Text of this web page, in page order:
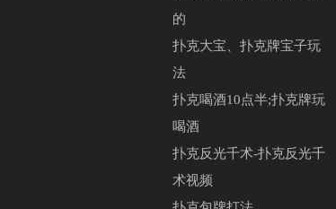
的
扑克大宝、扑克牌宝子玩
法
扑克喝酒10点半;扑克牌玩
喝酒
扑克反光千术-扑克反光千
术视频